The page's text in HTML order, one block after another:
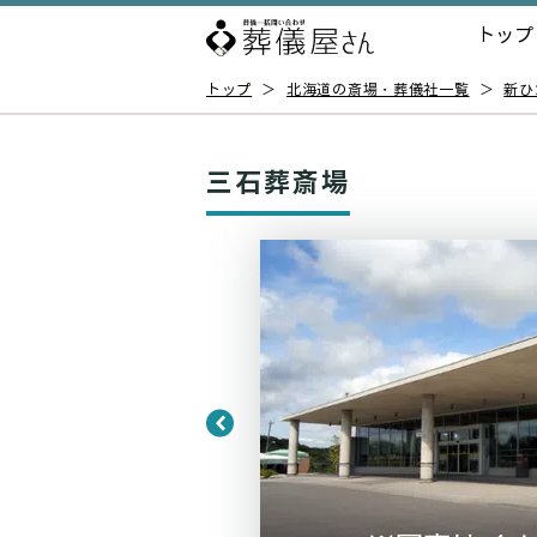
トップ
トップ ＞ 北海道の斎場・葬儀社一覧 ＞ 新
三石葬斎場